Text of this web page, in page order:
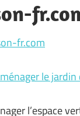
fr.com
le jardin
l’espace